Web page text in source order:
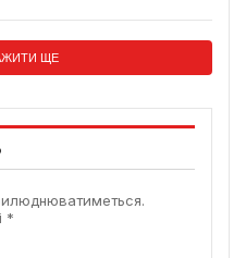
ЩЕ
*